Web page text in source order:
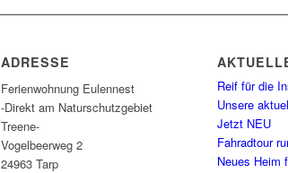
ADRESSE
Ferienwohnung Eulennest
-Direkt am Naturschutzgebiet
Treene-
Vogelbeerweg 2
24963 Tarp
Reif für die
Unsere
Jetzt NEU
Fahradtour
Neues Heim